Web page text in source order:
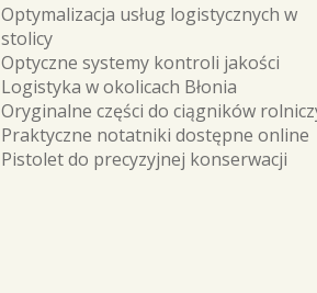
Optymalizacja usług logistycznych w
stolicy
Optyczne systemy kontroli jakości
Logistyka w okolicach Błonia
Oryginalne części do ciągników
Praktyczne notatniki dostępne online
Pistolet do precyzyjnej konserwacji